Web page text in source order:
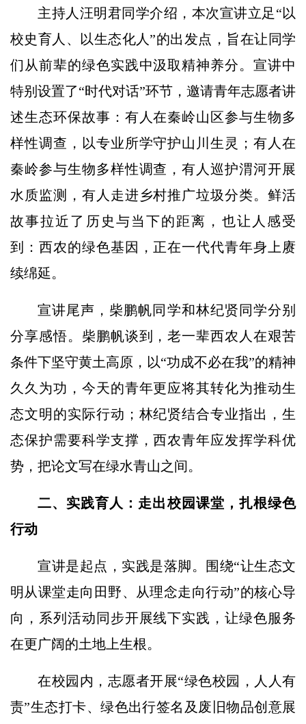
主持人汪明君同学介绍，本次宣讲立足“以
校史育人、以生态化人”的出发点，旨在让同学
们从前辈的绿色实践中汲取精神养分。宣讲中
特别设置了“时代对话”环节，邀请青年志愿者讲
述生态环保故事：有人在秦岭山区参与生物多
样性调查，以专业所学守护山川生灵；有人在
秦岭参与生物多样性调查，有人巡护渭河开展
水质监测，有人走进乡村推广垃圾分类。鲜活
故事拉近了历史与当下的距离，也让人感受
到：西农的绿色基因，正在一代代青年身上赓
续绵延。
宣讲尾声，柴鹏帆同学和林纪贤同学分别
分享感悟。柴鹏帆谈到，老一辈西农人在艰苦
条件下坚守黄土高原，以“功成不必在我”的精神
久久为功，今天的青年更应将其转化为推动生
态文明的实际行动；林纪贤结合专业指出，生
态保护需要科学支撑，西农青年应发挥学科优
势，把论文写在绿水青山之间。
二、实践育人：走出校园课堂，扎根绿色
行动
宣讲是起点，实践是落脚。围绕“让生态文
明从课堂走向田野、从理念走向行动”的核心导
向，系列活动同步开展线下实践，让绿色服务
在更广阔的土地上生根。
在校园内，志愿者开展“绿色校园，人人有
责”生态打卡、绿色出行签名及废旧物品创意展